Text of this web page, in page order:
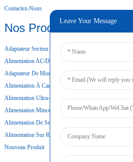
Contactez-Nous
Nos Produits
Adaptateur Secteur De Bureau
Alimentation AC/DC
Adaptateur De Montage Mural
Alimentation À Cadre Ouvert
Alimentation Ultra-Mince
Alimentation Mince
Alimentation De Secours Par Batterie
Alimentation Sur Rail DIN
Nouveau Produit
Leave Your Message